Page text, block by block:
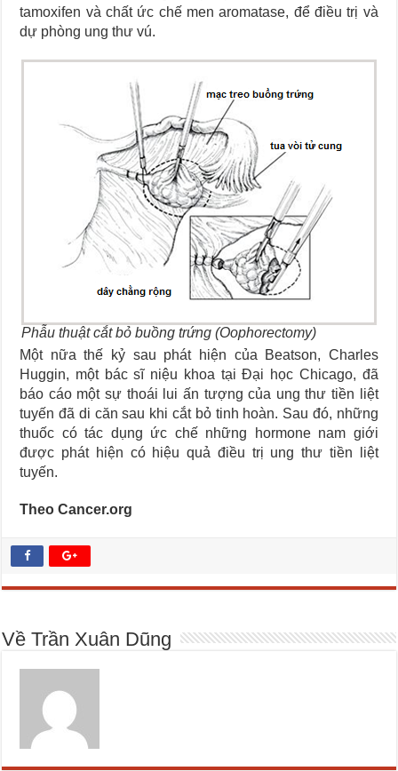
tamoxifen và chất ức chế men aromatase, để điều trị và
dự phòng ung thư vú.
Phẫu thuật cắt bỏ buồng trứng (Oophorectomy)
Một nữa thế kỷ sau phát hiện của Beatson, Charles
Huggin, một bác sĩ niệu khoa tại Đại học Chicago, đã
báo cáo một sự thoái lui ấn tượng của ung thư tiền liệt
tuyến đã di căn sau khi cắt bỏ tinh hoàn. Sau đó, những
thuốc có tác dụng ức chế những hormone nam giới
được phát hiện có hiệu quả điều trị ung thư tiền liệt
tuyến.
Theo Cancer.org
Về Trần Xuân Dũng